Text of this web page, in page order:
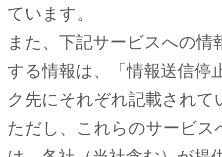
ています。
また、下記サービスへの
する情報は、「情報送信停
ク先にそれぞれ記載されて
ただし、これらのサービ